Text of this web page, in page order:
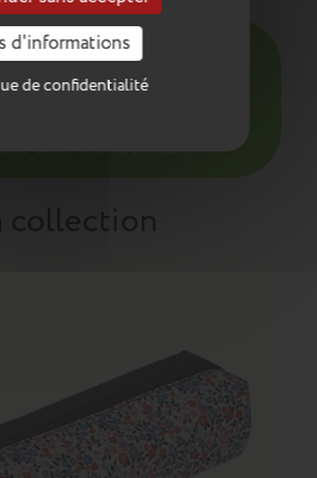
d'informations
de confidentialité
de nos produits, nous vous
un chiffon humide ou une
humidifiée à l'eau
de détériorer le produit.